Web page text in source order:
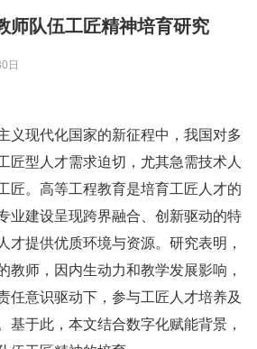
师队伍工匠精神培育研究
日
现代化国家的新征程中，我国对多
匠型人才需求迫切，尤其急需技术人
匠。高等工程教育是培育工匠人才的
业建设呈现跨界融合、创新驱动的特
才提供优质环境与资源。研究表明，
教师，因内生动力和教学发展影响，
任意识驱动下，参与工匠人才培养及
基于此，本文结合数字化赋能背景，